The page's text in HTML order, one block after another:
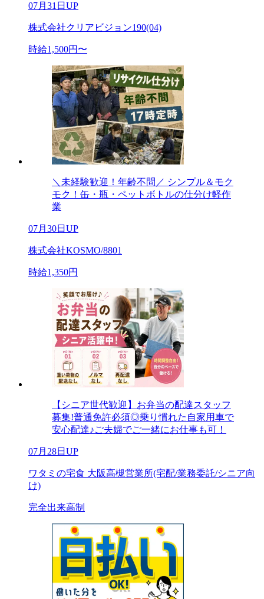
07月31日UP
株式会社クリアビジョン190(04)
時給1,500円〜
＼未経験歓迎！年齢不問／ シンプル＆モク
モク！缶・瓶・ペットボトルの仕分け軽作
業
07月30日UP
株式会社KOSMO/8801
時給1,350円
【シニア世代歓迎】お弁当の配達スタッフ
募集!普通免許必須◎乗り慣れた自家用車で
安心配達♪ご夫婦でご一緒にお仕事も可！
07月28日UP
ワタミの宅食 大阪高槻営業所(宅配/業務委託/シニア向
け)
完全出来高制